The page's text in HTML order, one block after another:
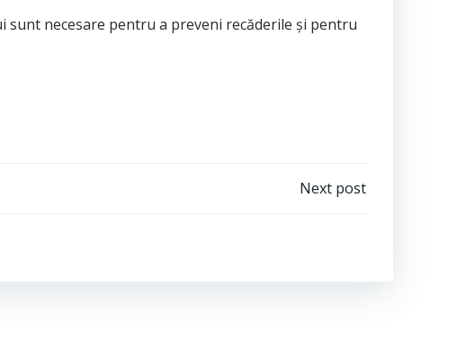
necesare pentru a preveni recăderile și pentru
Next post